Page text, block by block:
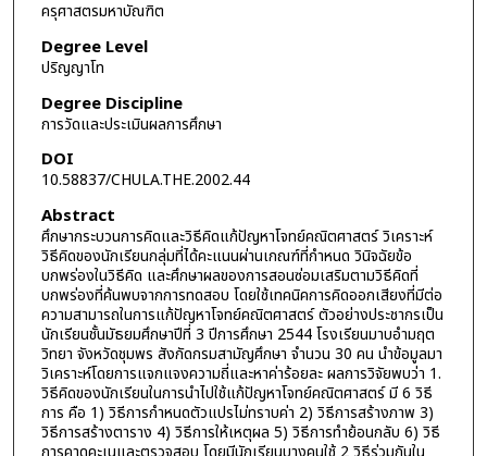
ครุศาสตรมหาบัณฑิต
Degree Level
ปริญญาโท
Degree Discipline
การวัดและประเมินผลการศึกษา
DOI
10.58837/CHULA.THE.2002.44
Abstract
ศึกษากระบวนการคิดและวิธีคิดแก้ปัญหาโจทย์คณิตศาสตร์ วิเคราะห์
วิธีคิดของนักเรียนกลุ่มที่ได้คะแนนผ่านเกณฑ์ที่กำหนด วินิจฉัยข้อ
บกพร่องในวิธีคิด และศึกษาผลของการสอนซ่อมเสริมตามวิธีคิดที่
บกพร่องที่ค้นพบจากการทดสอบ โดยใช้เทคนิคการคิดออกเสียงที่มีต่อ
ความสามารถในการแก้ปัญหาโจทย์คณิตศาสตร์ ตัวอย่างประชากรเป็น
นักเรียนชั้นมัธยมศึกษาปีที่ 3 ปีการศึกษา 2544 โรงเรียนมาบอำมฤต
วิทยา จังหวัดชุมพร สังกัดกรมสามัญศึกษา จำนวน 30 คน นำข้อมูลมา
วิเคราะห์โดยการแจกแจงความถี่และหาค่าร้อยละ ผลการวิจัยพบว่า 1.
วิธีคิดของนักเรียนในการนำไปใช้แก้ปัญหาโจทย์คณิตศาสตร์ มี 6 วิธี
การ คือ 1) วิธีการกำหนดตัวแปรไม่ทราบค่า 2) วิธีการสร้างภาพ 3)
วิธีการสร้างตาราง 4) วิธีการให้เหตุผล 5) วิธีการทำย้อนกลับ 6) วิธี